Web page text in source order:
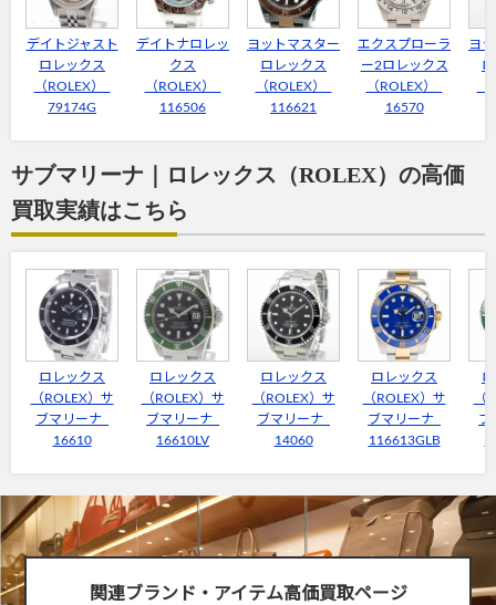
デイトジャスト
ロレックス
（ROLEX）
79174G
デイトナロレッ
クス
（ROLEX）
116506
ヨットマスター
ロレックス
（ROLEX）
116621
エクスプローラ
ー2ロレックス
（ROLEX）
16570
ヨ
サブマリーナ｜ロレックス（ROLEX）の高価
買取実績はこちら
ロレックス
（ROLEX）サ
ブマリーナ
16610
ロレックス
（ROLEX）サ
ブマリーナ
16610LV
ロレックス
（ROLEX）サ
ブマリーナ
14060
ロレックス
（ROLEX）サ
ブマリーナ
116613GLB
（
ブ
関連ブランド・アイテム高価買取ページ